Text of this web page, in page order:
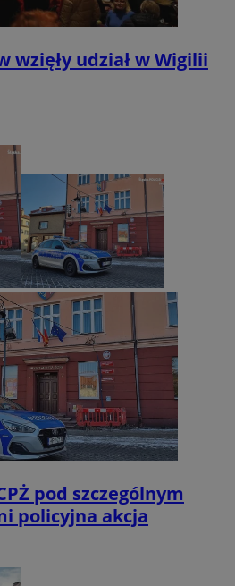
wzięły udział w Wigilii
pod szczególnym
policyjna akcja